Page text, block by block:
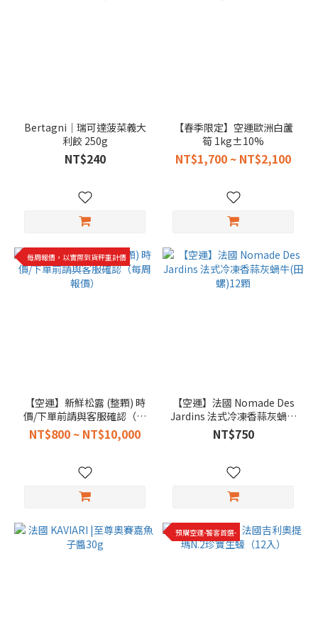
Bertagni｜瑞可達菠菜義大
利餃 250g
NT$240
【春季限定】空運歐洲白蘆
筍 1kg±10%
NT$1,700 ~ NT$2,100
每周報價，以實際到貨秤重計價
【空運】新鮮松露 (整顆) 時
價/下單前請與客服確認（每
周報價）
NT$800 ~ NT$10,000
【空運】法國 Nomade Des
Jardins 法式冷凍香蒜灰蝸牛
(田螺)12顆
NT$750
預購空運-饕客首選-